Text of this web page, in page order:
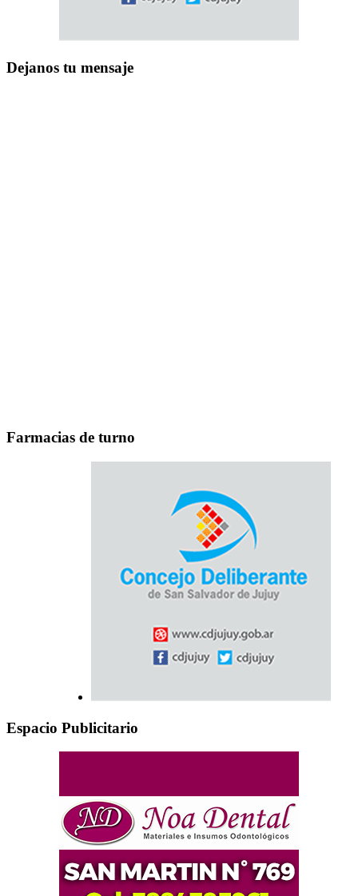
Dejanos tu mensaje
Farmacias de turno
Espacio Publicitario